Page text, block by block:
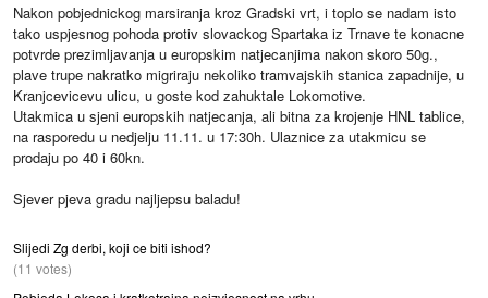
Nakon pobjednickog marsiranja kroz Gradski vrt, i toplo se nadam isto
tako uspjesnog pohoda protiv slovackog Spartaka iz Trnave te konacne
potvrde prezimljavanja u europskim natjecanjima nakon skoro 50g.,
plave trupe nakratko migriraju nekoliko tramvajskih stanica zapadnije, u
Kranjcevicevu ulicu, u goste kod zahuktale Lokomotive.
Utakmica u sjeni europskih natjecanja, ali bitna za krojenje HNL tablice,
na rasporedu u nedjelju 11.11. u 17:30h. Ulaznice za utakmicu se
prodaju po 40 i 60kn.
Sjever pjeva gradu najljepsu baladu!
Slijedi Zg derbi, koji ce biti ishod?
(11 votes)